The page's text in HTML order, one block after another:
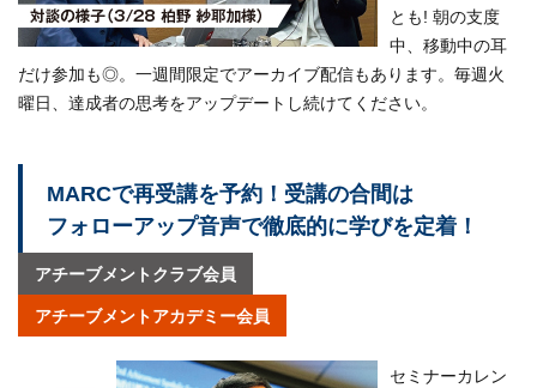
とも! 朝の支度
中、移動中の耳
だけ参加も◎。一週間限定でアーカイブ配信もあります。毎週火
曜日、達成者の思考をアップデートし続けてください。
MARCで再受講を予約！受講の合間は
フォローアップ音声で徹底的に学びを定着！
アチーブメントクラブ会員
アチーブメントアカデミー会員
セミナーカレン